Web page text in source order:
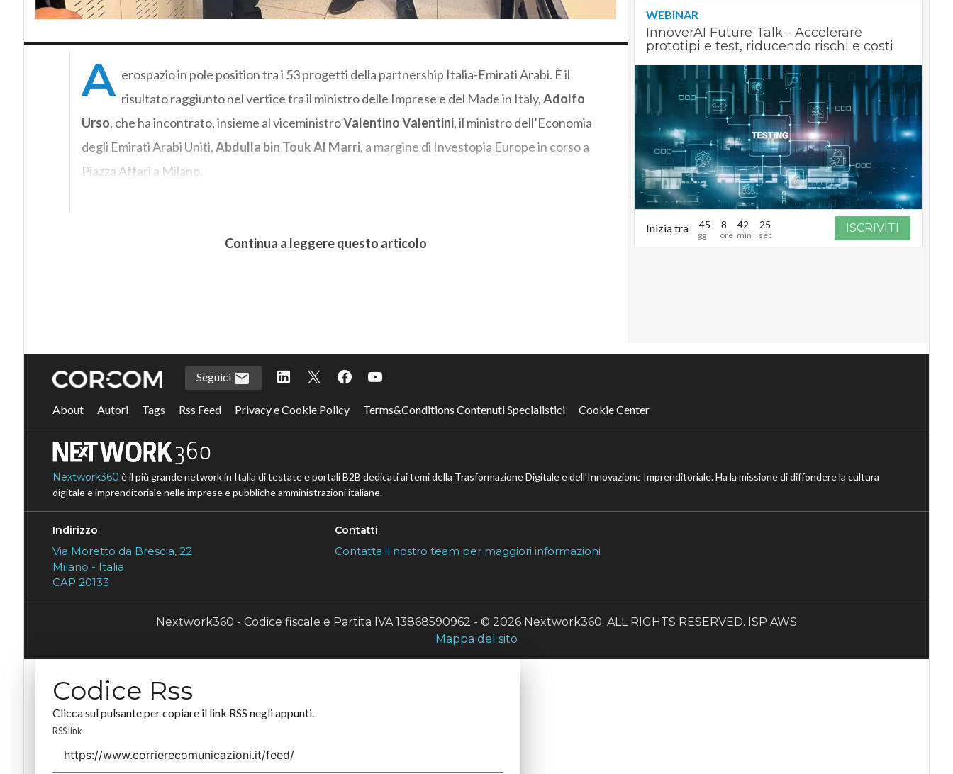
A erospazio in pole position tra i 53 progetti della partnership Italia-Emirati Arabi. È il
risultato raggiunto nel vertice tra il ministro delle Imprese e del Made in Italy,Adolfo
Urso, che ha incontrato, insieme al viceministroValentino Valentini, il ministro dell’Economia
degli Emirati Arabi Uniti,Abdulla bin Touk Al Marri, a margine di Investopia Europe in corso a
Piazza Affari a Milano.
Continua a leggere questo articolo
WEBINAR
InnoverAI Future Talk - Accelerare
prototipi e test, riducendo rischi e costi
Inizia tra 45 8 42 24 ISCRIVITI
Seguici
About Autori Tags Rss Feed Privacy e Cookie Policy Terms&Conditions Contenuti Specialistici Cookie Center
Nextwork360 è il più grande network in Italia di testate e portali B2B dedicati ai temi della Trasformazione Digitale e dell’Innovazione Imprenditoriale. Ha la missione di diffondere la cultura
digitale e imprenditoriale nelle imprese e pubbliche amministrazioni italiane.
Indirizzo
Via Moretto da Brescia, 22
Milano - Italia
CAP 20133
Contatti
Contatta il nostro team per maggiori informazioni
Nextwork360 - Codice fiscale e Partita IVA 13868590962 - © 2026 Nextwork360. ALL RIGHTS RESERVED. ISP AWS
Mappa del sito
Codice Rss
Clicca sul pulsante per copiare il link RSS negli appunti.
RSS link